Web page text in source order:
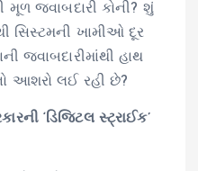
મૂળ જવાબદારી કોની? શું
સિસ્ટમની ખામીઓ દૂર
જવાબદારીમાંથી હાથ
આશરો લઈ રહી છે?
‘ડિજિટલ સ્ટ્રાઈક’